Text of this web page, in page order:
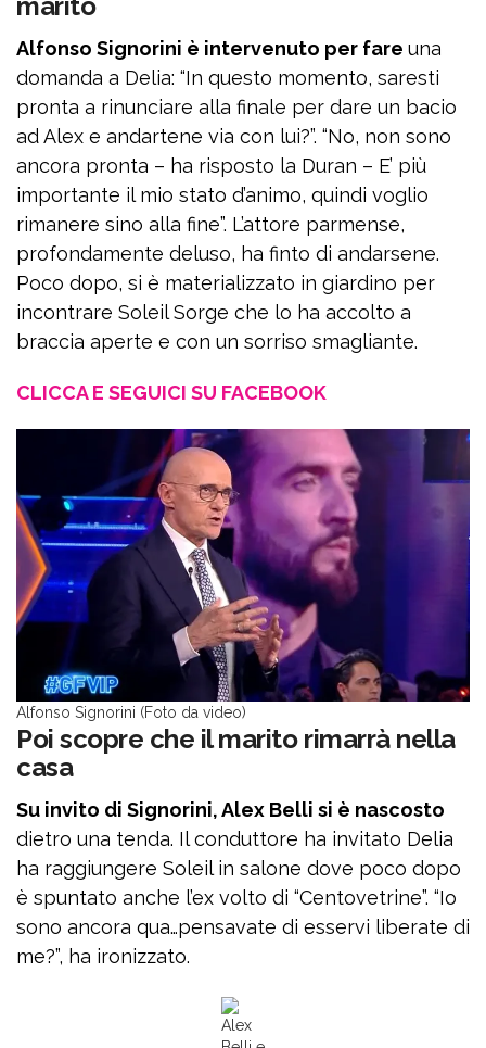
Alfonso Signorini è intervenuto per fare una
domanda a Delia: “In questo momento, saresti
pronta a rinunciare alla finale per dare un bacio
ad Alex e andartene via con lui?”. “No, non sono
ancora pronta – ha risposto la Duran – E’ più
importante il mio stato d’animo, quindi voglio
rimanere sino alla fine”. L’attore parmense,
profondamente deluso, ha finto di andarsene.
Poco dopo, si è materializzato in giardino per
incontrare Soleil Sorge che lo ha accolto a
braccia aperte e con un sorriso smagliante.
CLICCA E SEGUICI SU FACEBOOK
Alfonso Signorini (Foto da video)
Poi scopre che il marito rimarrà nella
casa
Su invito di Signorini, Alex Belli si è nascosto
dietro una tenda. Il conduttore ha invitato Delia
ha raggiungere Soleil in salone dove poco dopo
è spuntato anche l’ex volto di “Centovetrine”. “Io
sono ancora qua…pensavate di esservi liberate di
me?”, ha ironizzato.
Alex